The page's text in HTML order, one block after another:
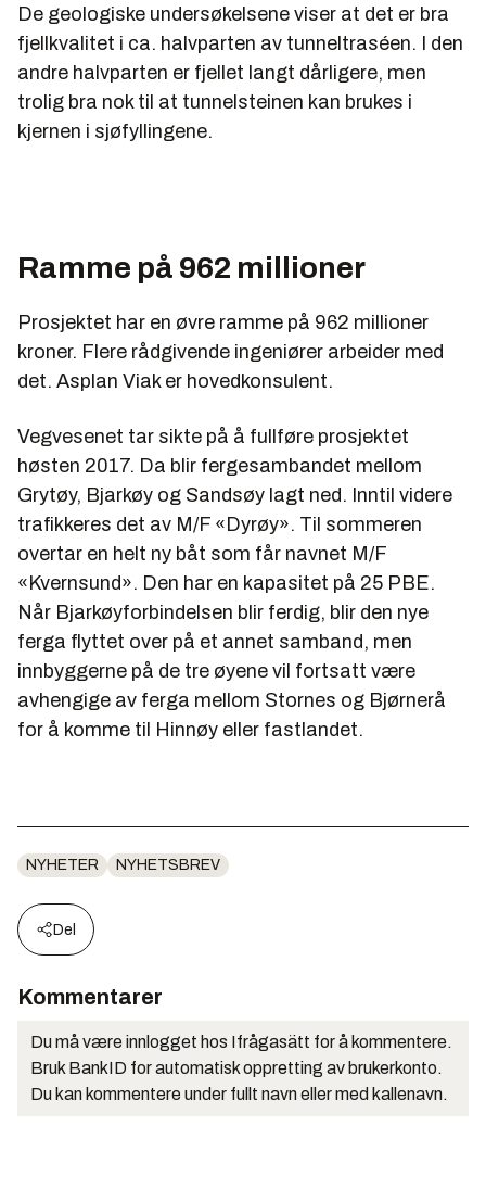
De geologiske undersøkelsene viser at det er bra
fjellkvalitet i ca. halvparten av tunneltraséen. I den
andre halvparten er fjellet langt dårligere, men
trolig bra nok til at tunnelsteinen kan brukes i
kjernen i sjøfyllingene.
Ramme på 962 millioner
Prosjektet har en øvre ramme på 962 millioner
kroner. Flere rådgivende ingeniører arbeider med
det. Asplan Viak er hovedkonsulent.
Vegvesenet tar sikte på å fullføre prosjektet
høsten 2017. Da blir fergesambandet mellom
Grytøy, Bjarkøy og Sandsøy lagt ned. Inntil videre
trafikkeres det av M/F «Dyrøy». Til sommeren
overtar en helt ny båt som får navnet M/F
«Kvernsund». Den har en kapasitet på 25 PBE.
Når Bjarkøyforbindelsen blir ferdig, blir den nye
ferga flyttet over på et annet samband, men
innbyggerne på de tre øyene vil fortsatt være
avhengige av ferga mellom Stornes og Bjørnerå
for å komme til Hinnøy eller fastlandet.
NYHETER NYHETSBREV
Del
Kommentarer
Du må være innlogget hos Ifrågasätt for å kommentere.
Bruk BankID for automatisk oppretting av brukerkonto.
Du kan kommentere under fullt navn eller med kallenavn.